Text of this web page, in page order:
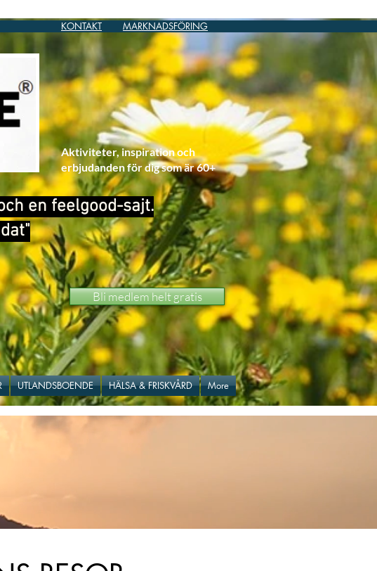
KONTAKT MARKNADSFÖRING
Aktiviteter, inspiration och
erbjudanden för dig som är 60+
en feelgood-sajt.
Bli medlem helt gratis
UTLANDSBOENDE HÄLSA & FRISKVÅRD More